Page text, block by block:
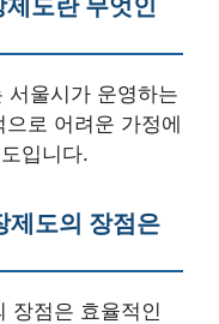
서울시가 운영하는
로 어려운 가정에
입니다.
제도의 장점은
장점은 효율적인